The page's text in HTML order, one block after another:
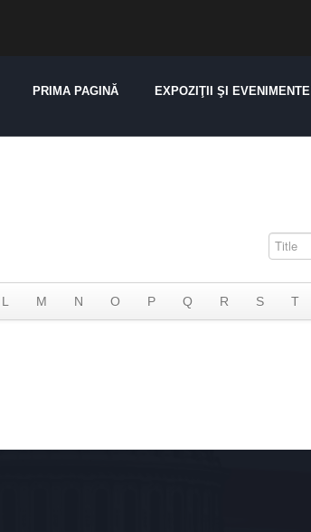
PRIMA PAGINĂ EXPOZIŢII ŞI EVENIMENTE
L M N O P Q R S T